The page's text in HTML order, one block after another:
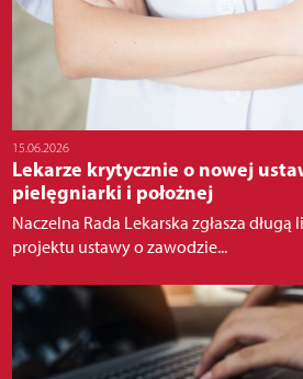
15.06.2026
Lekarze krytycznie o nowej
pielęgniarki i położnej
Naczelna Rada Lekarska zgłasza długą
projektu ustawy o zawodzie...